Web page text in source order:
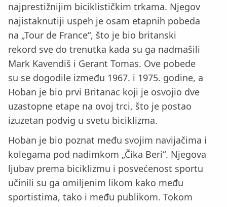
najprestižnijim biciklističkim trkama. Njegov
najistaknutiji uspeh je osam etapnih pobeda
na „Tour de France“, što je bio britanski
rekord sve do trenutka kada su ga nadmašili
Mark Kavendiš i Gerant Tomas. Ove pobede
su se dogodile između 1967. i 1975. godine, a
Hoban je bio prvi Britanac koji je osvojio dve
uzastopne etape na ovoj trci, što je postao
izuzetan podvig u svetu biciklizma.
Hoban je bio poznat među svojim navijačima i
kolegama pod nadimkom „Čika Beri“. Njegova
ljubav prema biciklizmu i posvećenost sportu
učinili su ga omiljenim likom kako među
sportistima, tako i među publikom. Tokom